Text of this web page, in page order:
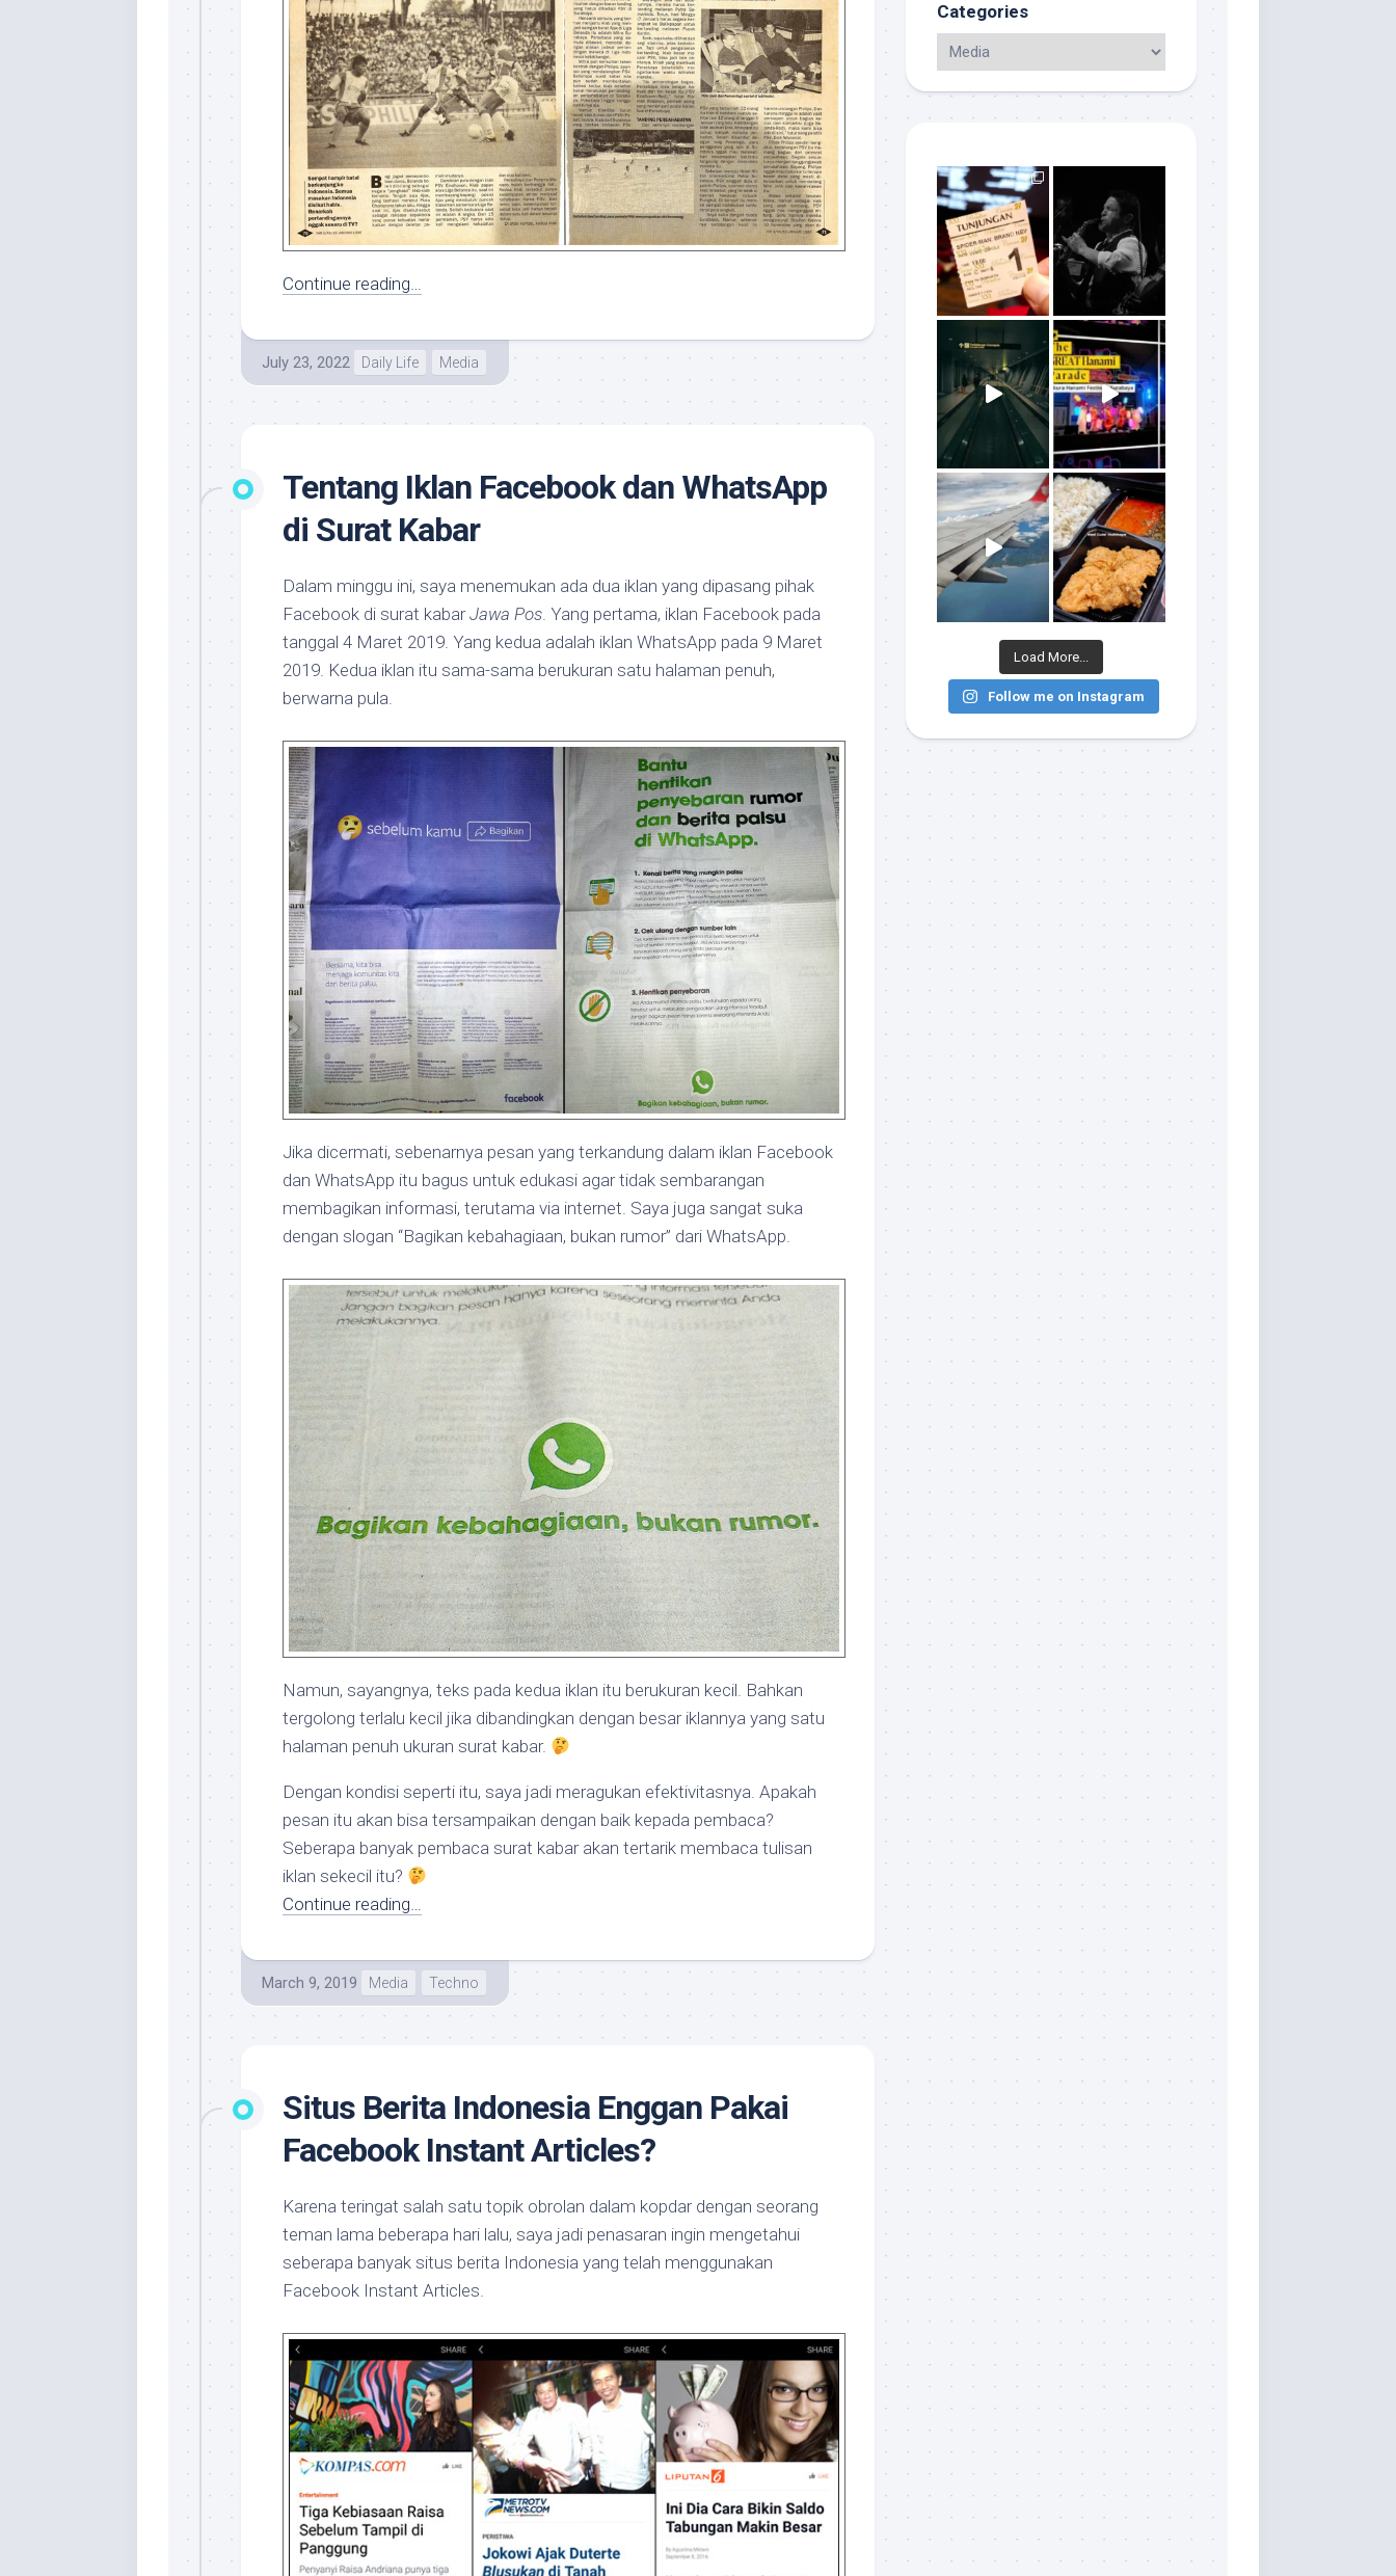
Continue reading…
July 23, 2022 Daily Life Media
Tentang Iklan Facebook dan WhatsApp
di Surat Kabar
Dalam minggu ini, saya menemukan ada dua iklan yang dipasang pihak
Facebook di surat kabarJawa Pos. Yang pertama, iklan Facebook pada
tanggal 4 Maret 2019. Yang kedua adalah iklan WhatsApp pada 9 Maret
2019. Kedua iklan itu sama-sama berukuran satu halaman penuh,
berwarna pula.
Jika dicermati, sebenarnya pesan yang terkandung dalam iklan Facebook
dan WhatsApp itu bagus untuk edukasi agar tidak sembarangan
membagikan informasi, terutama via internet. Saya juga sangat suka
dengan slogan “Bagikan kebahagiaan, bukan rumor” dari WhatsApp.
Namun, sayangnya, teks pada kedua iklan itu berukuran kecil. Bahkan
tergolong terlalu kecil jika dibandingkan dengan besar iklannya yang satu
halaman penuh ukuran surat kabar.
Dengan kondisi seperti itu, saya jadi meragukan efektivitasnya. Apakah
pesan itu akan bisa tersampaikan dengan baik kepada pembaca?
Seberapa banyak pembaca surat kabar akan tertarik membaca tulisan
iklan sekecil itu?
Continue reading…
March 9, 2019 Media Techno
Situs Berita Indonesia Enggan Pakai
Facebook Instant Articles?
Karena teringat salah satu topik obrolan dalam kopdar dengan seorang
teman lama beberapa hari lalu, saya jadi penasaran ingin mengetahui
seberapa banyak situs berita Indonesia yang telah menggunakan
Facebook Instant Articles.
Categories
Load More...
Follow me on Instagram